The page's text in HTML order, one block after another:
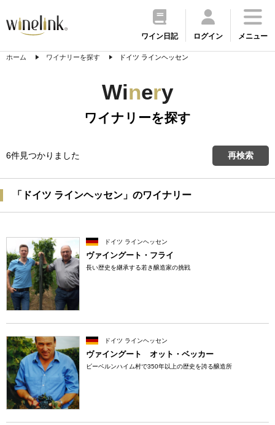
ワイン日記 ログイン メニュー
ホーム ワイナリーを探す ドイツ ラインヘッセン
Winery
ワイナリーを探す
6件見つかりました 再検索
「ドイツ ラインヘッセン」のワイナリー
ドイツ ラインヘッセン
ヴァイングート・フライ
長い歴史を継承する若き醸造家の挑戦
ドイツ ラインヘッセン
ヴァイングート オット・ベッカー
ビーベルンハイム村で350年以上の歴史を誇る醸造所